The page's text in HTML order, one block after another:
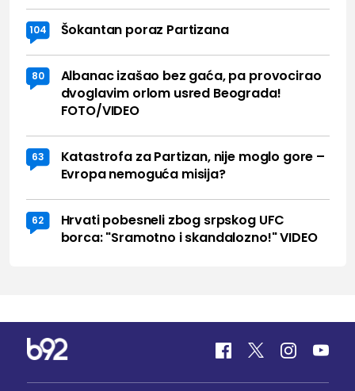
104 Šokantan poraz Partizana
80
Albanac izašao bez gaća, pa provocirao
dvoglavim orlom usred Beograda!
FOTO/VIDEO
63
Katastrofa za Partizan, nije moglo gore –
Evropa nemoguća misija?
62
Hrvati pobesneli zbog srpskog UFC
borca: "Sramotno i skandalozno!" VIDEO